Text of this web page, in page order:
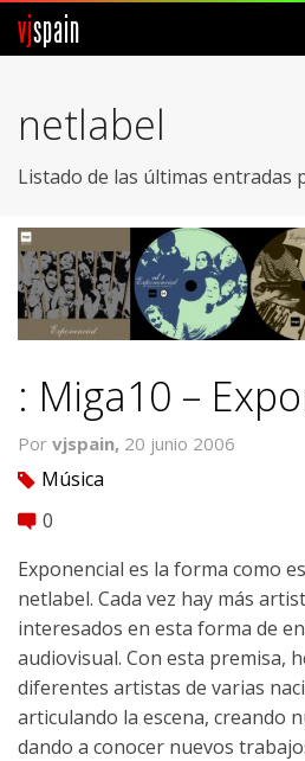
vjspain
Foros
Vjspain
Ayuda
Crear Cuenta
netlabel
Listado de las últimas entradas
: Miga10 –
Por vjspain, 20 junio 2006
tag Música
comment 0
Exponencial es la forma como
netlabel. Cada vez hay más
interesados en esta forma de
audiovisual. Con esta premisa,
diferentes artistas de varias
articulando la escena, creando
dando a conocer nuevos